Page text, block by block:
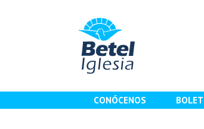
CONÓCENOS